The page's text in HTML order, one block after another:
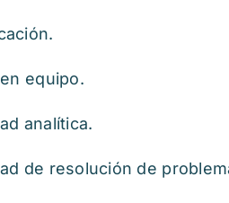
equipo.
analítica.
de resolución de